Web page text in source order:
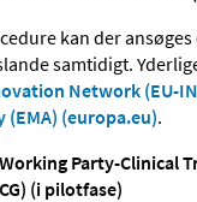
kan der
samtidigt.
Network (EU-
(EMA) (europa.eu).
Party-Clinical
(i pilotfase)